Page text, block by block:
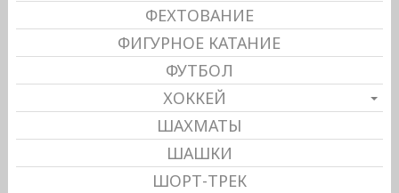
ФЕХТОВАНИЕ
ФИГУРНОЕ КАТАНИЕ
ФУТБОЛ
ХОККЕЙ
ШАХМАТЫ
ШАШКИ
ШОРТ-ТРЕК